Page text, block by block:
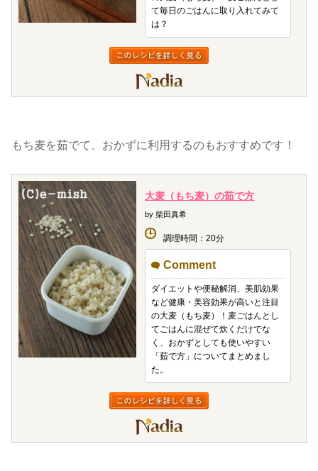
て毎日のごはんに取り入れてみて
は？
もち麦を茹でて、おかずに利用するのもおすすめです！
大麦（もち麦）の茹で方
by 柴田真希
調理時間：20分
Comment
ダイエットや便秘解消、美肌効果
など健康・美容効果が高いと注目
の大麦（もち麦）！麦ごはんとし
てごはんに混ぜて炊くだけでな
く、おかずとしても使いやすい
「茹で方」についてまとめまし
た。